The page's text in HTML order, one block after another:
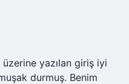
yazılan giriş iyi
durmuş. Benim